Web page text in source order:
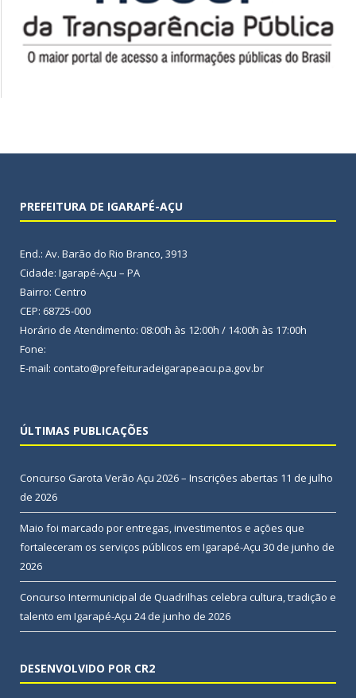
PREFEITURA DE IGARAPÉ-AÇU
End.: Av. Barão do Rio Branco, 3913
Cidade: Igarapé-Açu – PA
Bairro: Centro
CEP: 68725-000
Horário de Atendimento: 08:00h às 12:00h / 14:00h às 17:00h
Fone:
E-mail: contato@prefeituradeigarapeacu.pa.gov.br
ÚLTIMAS PUBLICAÇÕES
Concurso Garota Verão Açu 2026 – Inscrições abertas 11 de julho
de 2026
Maio foi marcado por entregas, investimentos e ações que
fortaleceram os serviços públicos em Igarapé-Açu 30 de junho de
2026
Concurso Intermunicipal de Quadrilhas celebra cultura, tradição e
talento em Igarapé-Açu 24 de junho de 2026
DESENVOLVIDO POR CR2